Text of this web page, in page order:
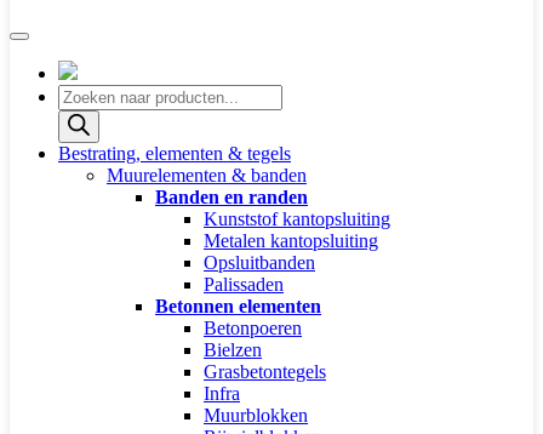
Producten
zoeken
Bestrating, elementen & tegels
Muurelementen & banden
Banden en randen
Kunststof kantopsluiting
Metalen kantopsluiting
Opsluitbanden
Palissaden
Betonnen elementen
Betonpoeren
Bielzen
Grasbetontegels
Infra
Muurblokken